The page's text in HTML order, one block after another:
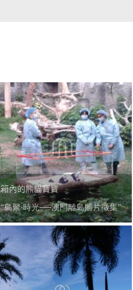
箱內的熊貓寶寶
“島聚‧時光──澳門離島圖片徵集”